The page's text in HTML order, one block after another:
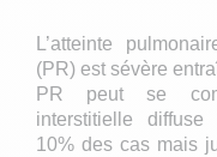
L’atteinte
(PR) est sévère
PR peut se
interstitielle diffuse
10% des cas mais